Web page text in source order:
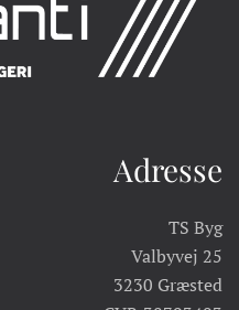
Adresse
TS Byg
Valbyvej 25
3230 Græsted